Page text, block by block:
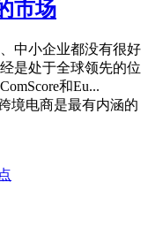
市场
中小企业都没有很好
是处于全球领先的位
和Eu...
境电商是最有内涵的